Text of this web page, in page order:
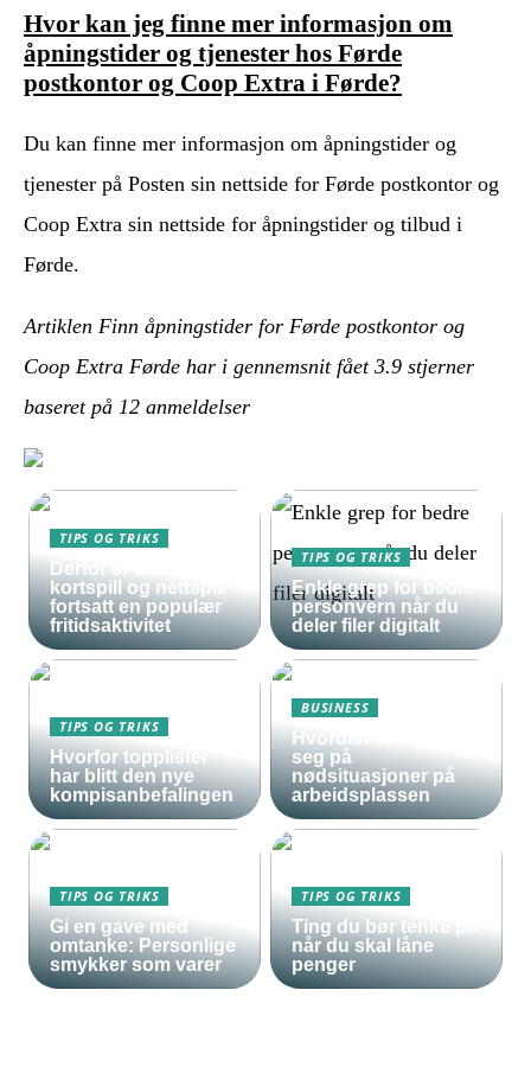
Hvor kan jeg finne mer informasjon om
åpningstider og tjenester hos Førde
postkontor og Coop Extra i Førde?
Du kan finne mer informasjon om åpningstider og
tjenester på Posten sin nettside for Førde postkontor og
Coop Extra sin nettside for åpningstider og tilbud i
Førde.
Artiklen Finn åpningstider for Førde postkontor og
Coop Extra Førde har i gennemsnit fået 3.9 stjerner
baseret på 12 anmeldelser
TIPS OG TRIKS
Derfor er enkle
kortspill og nettspill
fortsatt en populær
fritidsaktivitet
TIPS OG TRIKS
Enkle grep for bedre
personvern når du
deler filer digitalt
TIPS OG TRIKS
Hvorfor topplister
har blitt den nye
kompisanbefalingen
BUSINESS
Hvordan forberede
seg på
nødsituasjoner på
arbeidsplassen
TIPS OG TRIKS
Gi en gave med
omtanke: Personlige
smykker som varer
TIPS OG TRIKS
Ting du bør tenke på
når du skal låne
penger